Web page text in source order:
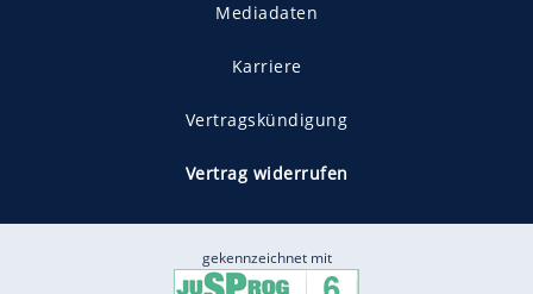
Mediadaten
Karriere
Vertragskündigung
Vertrag widerrufen
gekennzeichnet mit